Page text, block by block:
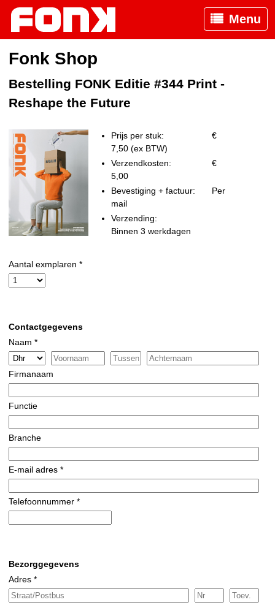
Menu
Fonk Shop
Bestelling FONK Editie #344 Print -
Reshape the Future
Prijs per stuk:
€
7,50 (ex BTW)
Verzendkosten:
€
5,00
Bevestiging + factuur:
Per
mail
Verzending:
Binnen 3 werkdagen
Aantal exmplaren *
Contactgegevens
Naam *
Firmanaam
Functie
Branche
E-mail adres *
Telefoonnummer *
Bezorggegevens
Adres *